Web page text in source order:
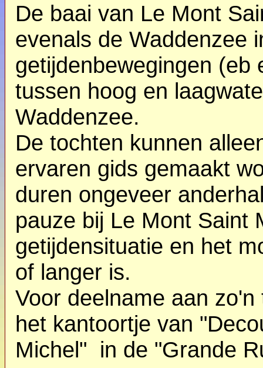
De baai van Le Mont
evenals de Waddenzee
getijdenbewegingen (eb
tussen hoog en
Waddenzee.
De tochten kunnen
ervaren gids gemaakt
duren ongeveer
pauze bij Le Mont Saint
getijdensituatie en het
of langer is.
Voor deelname aan
het kantoortje van
Michel" in de "Grande